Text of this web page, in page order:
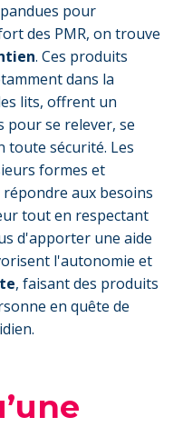
pour
des PMR, on trouve
. Ces produits
dans la
lits, offrent un
se relever, se
toute sécurité. Les
formes et
aux besoins
tout en respectant
d'apporter une aide
l'autonomie et
, faisant des produits
en quête de